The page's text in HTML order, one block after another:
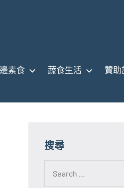
素食 蔬食生活 贊助
搜尋
for: